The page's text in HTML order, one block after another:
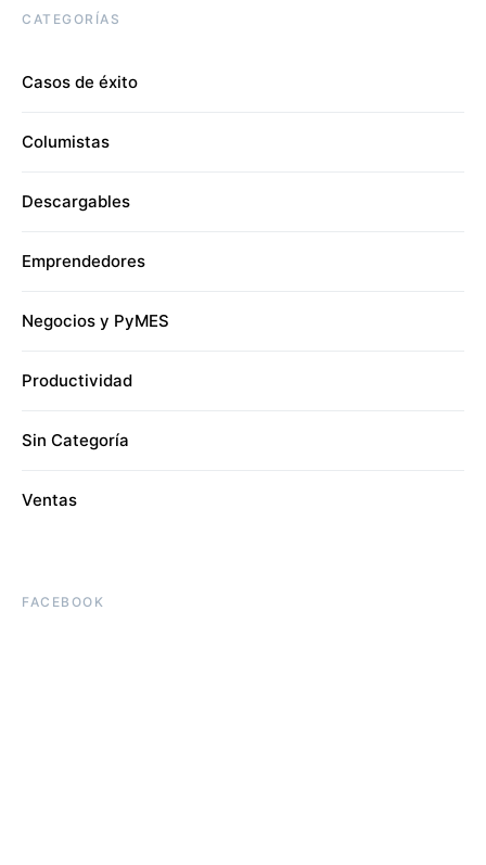
CATEGORÍAS
Casos de éxito
Columistas
Descargables
Emprendedores
Negocios y PyMES
Productividad
Sin Categoría
Ventas
FACEBOOK